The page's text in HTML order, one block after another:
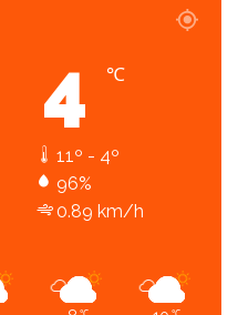
4 ℃
11º - 4º
96%
0.89 km/h